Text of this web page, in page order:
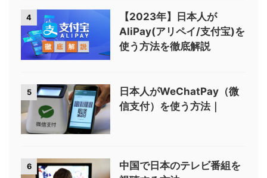
4
【2023年】日本人が
AliPay(アリペイ/支付宝)を
使う方法を徹底解説
5
日本人がWeChatPay（微
信支付）を使う方法｜
6
中国で日本のテレビ番組を